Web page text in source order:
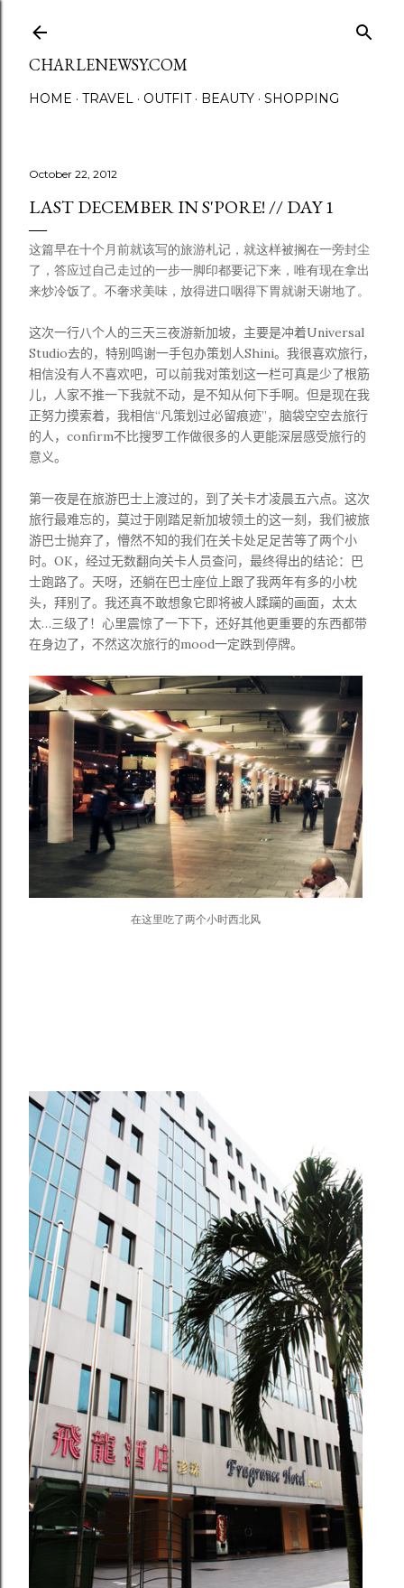
CHARLENEWSY.COM
HOME TRAVEL OUTFIT BEAUTY SHOPPING
October 22, 2012
LAST DECEMBER IN S'PORE! // DAY 1
这篇早在十个月前就该写的旅游札记，就这样被搁在一旁封尘
了，答应过自己走过的一步一脚印都要记下来，唯有现在拿出
来炒冷饭了。不奢求美味，放得进口咽得下胃就谢天谢地了。
这次一行八个人的三天三夜游新加坡，主要是冲着Universal
Studio去的，特别鸣谢一手包办策划人Shini。我很喜欢旅行，
相信没有人不喜欢吧，可以前我对策划这一栏可真是少了根筋
儿，人家不推一下我就不动，是不知从何下手啊。但是现在我
正努力摸索着，我相信“凡策划过必留痕迹”，脑袋空空去旅行
的人， confirm不比搜罗工作做很多的人更能深层感受旅行的
意义。
第一夜是在旅游巴士上渡过的，到了关卡才凌晨五六点。这次
旅行最难忘的，莫过于刚踏足新加坡领土的这一刻，我们被旅
游巴士抛弃了，懵然不知的我们在关卡处足足苦等了两个小
时。 OK，经过无数翻向关卡人员查问，最终得出的结论：巴
士跑路了。天呀，还躺在巴士座位上跟了我两年有多的小枕
头，拜别了。我还真不敢想象它即将被人蹂躏的画面，太太
太…三级了！心里震惊了一下下，还好其他更重要的东西都带
在身边了，不然这次旅行的mood一定跌到停牌。
在这里吃了两个小时西北风